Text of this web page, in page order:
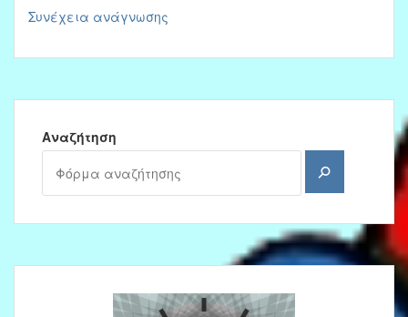
Συνέχεια ανάγνωσης
Αναζήτηση
Αναζήτηση